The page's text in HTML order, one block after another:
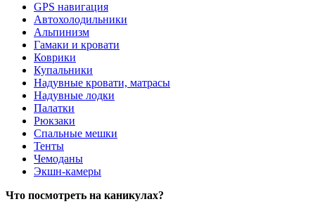
GPS навигация
Автохолодильники
Альпинизм
Гамаки и кровати
Коврики
Купальники
Надувные кровати, матрасы
Надувные лодки
Палатки
Рюкзаки
Спальные мешки
Тенты
Чемоданы
Экшн-камеры
Что посмотреть на каникулах?